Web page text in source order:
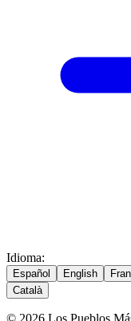
Idioma:
Español English
Català